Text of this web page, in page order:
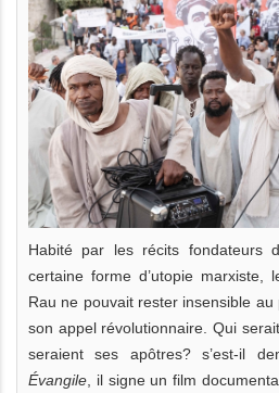
Habité par les récits fondateurs
certaine forme d’utopie marxiste,
Rau ne pouvait rester insensible
son appel révolutionnaire. Qui
seraient ses apôtres? s’est-il
Évangile, il signe un film